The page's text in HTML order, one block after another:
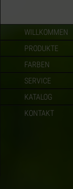
WILLKOMMEN
PRODUKTE
FARBEN
SERVICE
KATALOG
KONTAKT